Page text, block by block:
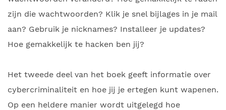
zijn die wachtwoorden? Klik je snel bijlages in je mail
aan? Gebruik je nicknames? Installeer je updates?
Hoe gemakkelijk te hacken ben jij?
Het tweede deel van het boek geeft informatie over
cybercriminaliteit en hoe jij je ertegen kunt wapenen.
Op een heldere manier wordt uitgelegd hoe